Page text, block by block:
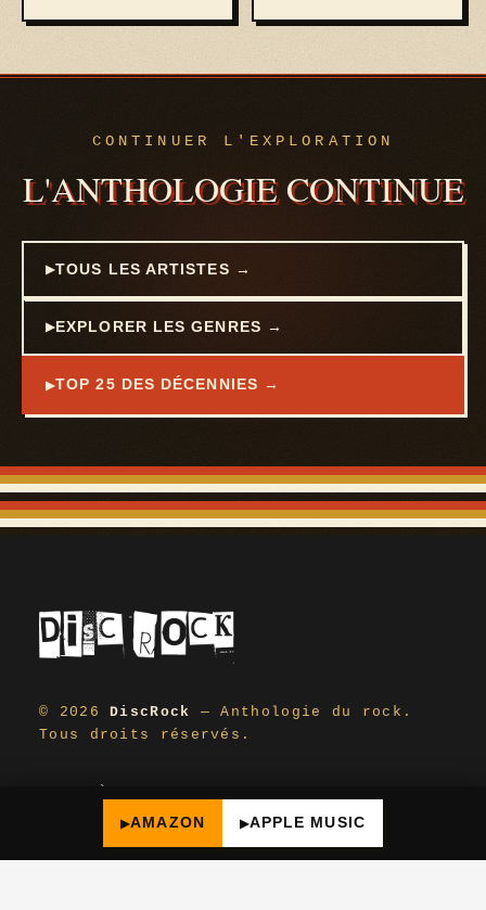
CONTINUER L'EXPLORATION
L'ANTHOLOGIE CONTINUE
TOUS LES ARTISTES →
EXPLORER LES GENRES →
TOP 25 DES DÉCENNIES →
AMAZON APPLE MUSIC
© 2026 DiscRock
— Anthologie du rock.
Tous droits réservés.
CONFIDENTIALITÉ
NEWSLETTER